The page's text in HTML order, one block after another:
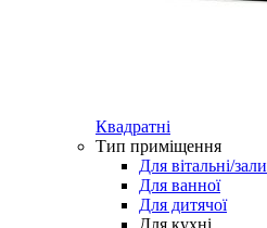
Квадратні
Тип приміщення
Для вітальні/зали
Для ванної
Для дитячої
Для кухні